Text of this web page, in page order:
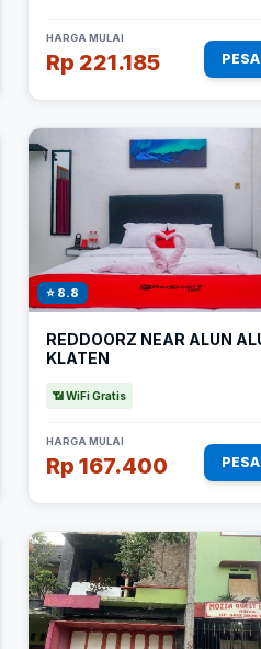
HARGA MULAI
Rp 221.185
⭐ 8.8
REDDOORZ NEAR ALUN
KLATEN
📶 WiFi Gratis
HARGA MULAI
Rp 167.400